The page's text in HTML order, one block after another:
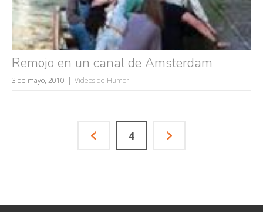
Remojo en un canal de Amsterdam
3 de mayo, 2010 Videos de Humor
4